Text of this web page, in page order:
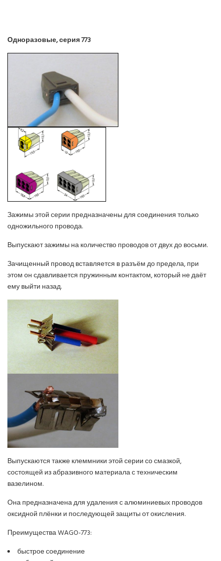
Одноразовые, серия 773
Зажимы этой серии предназначены для соединения только
одножильного провода.
Выпускают зажимы на количество проводов от двух до восьми.
Зачищенный провод вставляется в разъём до предела, при
этом он сдавливается пружинным контактом, который не даёт
ему выйти назад.
Выпускаются также клеммники этой серии со смазкой,
состоящей из абразивного материала с техническим
вазелином.
Она предназначена для удаления с алюминиевых проводов
оксидной плёнки и последующей защиты от окисления.
Преимущества WAGO-773:
быстрое соединение